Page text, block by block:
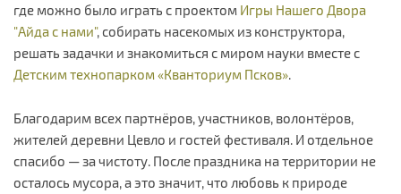
где можно было играть c проектом Игры Нашего Двора
"Айда с нами", собирать насекомых из конструктора,
решать задачки и знакомиться с миром науки вместе с
Детским технопарком «Кванториум Псков».
Благодарим всех партнёров, участников, волонтёров,
жителей деревни Цевло и гостей фестиваля. И отдельное
спасибо — за чистоту. После праздника на территории не
осталось мусора, а это значит, что любовь к природе